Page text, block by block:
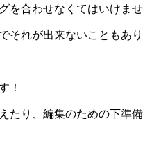
を合わせなくてはいけませ
それが出来ないこともあり
！
り、編集のための下準備